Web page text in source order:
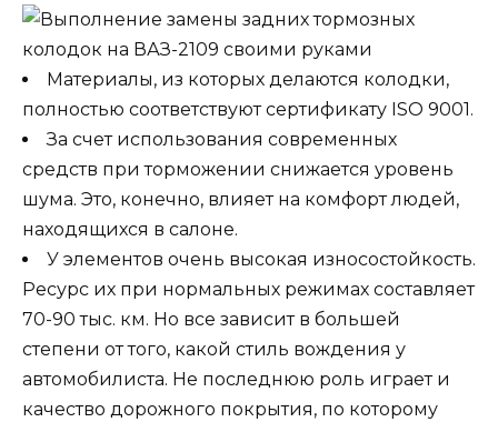
Материалы, из которых делаются колодки,
полностью соответствуют сертификату ISO 9001.
За счет использования современных
средств при торможении снижается уровень
шума. Это, конечно, влияет на комфорт людей,
находящихся в салоне.
У элементов очень высокая износостойкость.
Ресурс их при нормальных режимах составляет
70-90 тыс. км. Но все зависит в большей
степени от того, какой стиль вождения у
автомобилиста. Не последнюю роль играет и
качество дорожного покрытия, по которому